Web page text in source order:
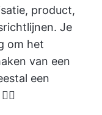
product,
Je
om het
van een
een